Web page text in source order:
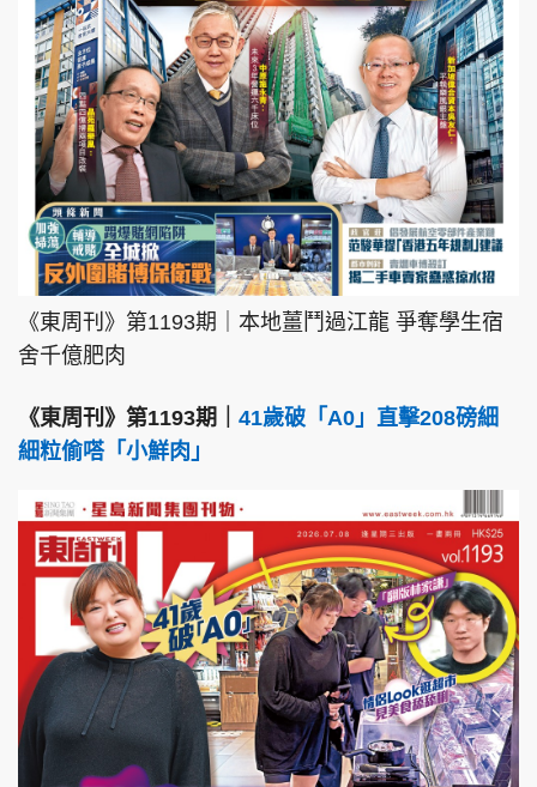
《東周刊》第1193期｜本地薑鬥過江龍 爭奪學生宿
舍千億肥肉
《東周刊》第1193期｜ 41歲破「A0」直擊208磅細
細粒偷嗒「小鮮肉」